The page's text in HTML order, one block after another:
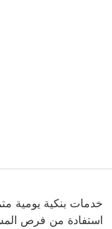
خدمات بنكية يومية
استفادة من فرص